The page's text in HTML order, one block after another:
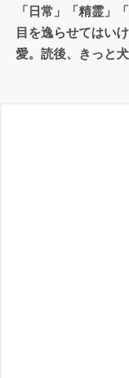
「日常」「精霊」
目を逸らせてはい
愛。読後、きっと